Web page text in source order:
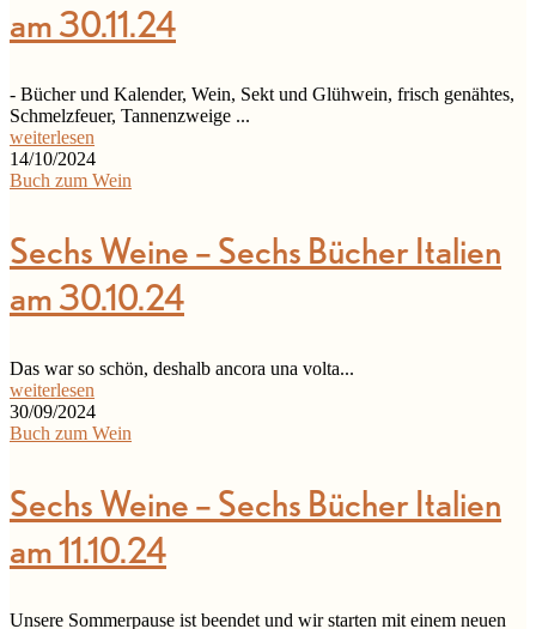
am 30.11.24
- Bücher und Kalender, Wein, Sekt und Glühwein, frisch genähtes,
Schmelzfeuer, Tannenzweige ...
weiterlesen
14/10/2024
Buch zum Wein
Sechs Weine – Sechs Bücher Italien
am 30.10.24
Das war so schön, deshalb ancora una volta...
weiterlesen
30/09/2024
Buch zum Wein
Sechs Weine – Sechs Bücher Italien
am 11.10.24
Unsere Sommerpause ist beendet und wir starten mit einem neuen